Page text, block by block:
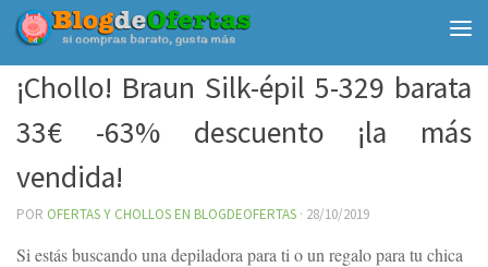
Debajo del contenido
¡Chollo! Braun Silk-épil 5-329 barata
33€ -63% descuento ¡la más
vendida!
POR OFERTAS Y CHOLLOS EN BLOGDEOFERTAS · 28/10/2019
Si estás buscando una depiladora para ti o un regalo para tu chica